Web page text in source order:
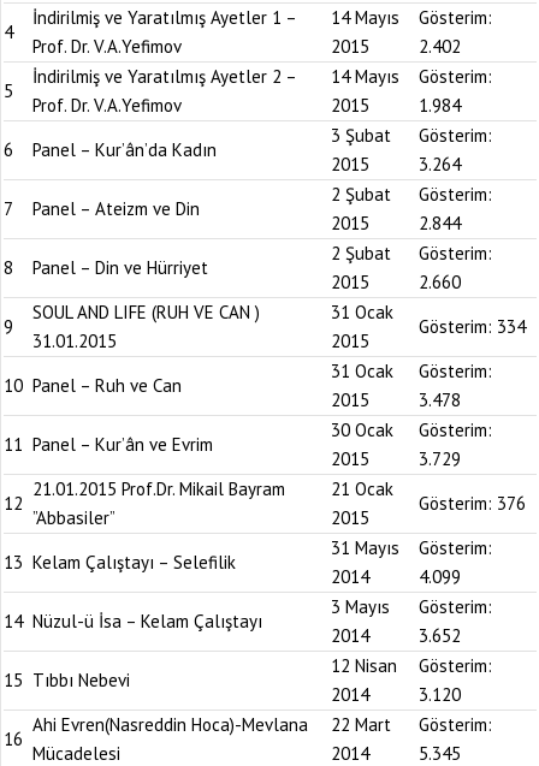
4
İndirilmiş ve Yaratılmış Ayetler 1 –
Prof. Dr. V.A.Yefimov
14 Mayıs
2015
Gösterim:
2.402
5
İndirilmiş ve Yaratılmış Ayetler 2 –
Prof. Dr. V.A.Yefimov
14 Mayıs
2015
Gösterim:
1.984
6
Panel – Kur’ân’da Kadın
3 Şubat
2015
Gösterim:
3.264
7
Panel – Ateizm ve Din
2 Şubat
2015
Gösterim:
2.844
8
Panel – Din ve Hürriyet
2 Şubat
2015
Gösterim:
2.660
9
SOUL AND LIFE (RUH VE CAN )
31.01.2015
31 Ocak
2015
Gösterim: 334
10 Panel – Ruh ve Can
31 Ocak
2015
Gösterim:
3.478
11 Panel – Kur’ân ve Evrim
30 Ocak
2015
Gösterim:
3.729
12
21.01.2015 Prof.Dr. Mikail Bayram
”Abbasiler”
21 Ocak
2015
Gösterim: 376
13 Kelam Çalıştayı – Selefilik
31 Mayıs
2014
Gösterim:
4.099
14 Nüzul-ü İsa – Kelam Çalıştayı
3 Mayıs
2014
Gösterim:
3.652
15 Tıbbı Nebevi
12 Nisan
2014
Gösterim:
3.120
16
Ahi Evren(Nasreddin Hoca)-Mevlana
Mücadelesi
22 Mart
2014
Gösterim:
5.345